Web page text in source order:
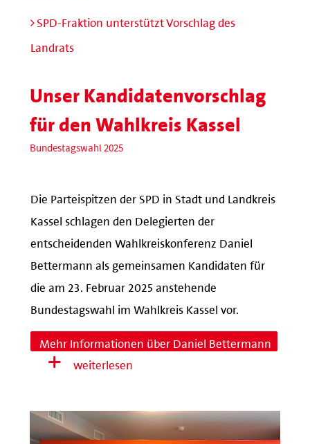
SPD-Fraktion unterstützt Vorschlag des
Landrats
Unser Kandidatenvorschlag
für den Wahlkreis Kassel
Bundestagswahl 2025
Die Parteispitzen der SPD in Stadt und Landkreis
Kassel schlagen den Delegierten der
entscheidenden Wahlkreiskonferenz Daniel
Bettermann als gemeinsamen Kandidaten für
die am 23. Februar 2025 anstehende
Bundestagswahl im Wahlkreis Kassel vor.
Mehr Informationen über Daniel Bettermann
weiterlesen